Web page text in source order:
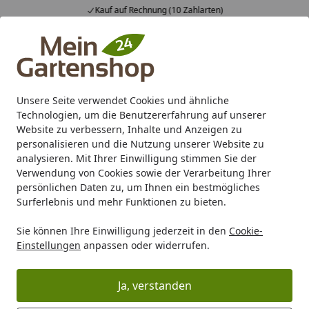
Unsere Seite verwendet Cookies und ähnliche
Technologien, um die Benutzererfahrung auf unserer
Website zu verbessern, Inhalte und Anzeigen zu
personalisieren und die Nutzung unserer Website zu
analysieren. Mit Ihrer Einwilligung stimmen Sie der
Verwendung von Cookies sowie der Verarbeitung Ihrer
persönlichen Daten zu, um Ihnen ein bestmögliches
Surferlebnis und mehr Funktionen zu bieten.
Sie können Ihre Einwilligung jederzeit in den Cookie-
Einstellungen anpassen oder widerrufen.
Ja, verstanden
Kauf auf Rechnung (10 Zahlarten)
Alle Produkte
Mein Konto
Suchen
Karibu Pools inkl. gratis Sandfilteranlage & Pool-
Starterset (Gesamtwert bis 468,99€)
Startseite
Marken Ante Ante Kinderspielgeräte
Ante Kinderspielgeräte
Ihre Artikelübersicht